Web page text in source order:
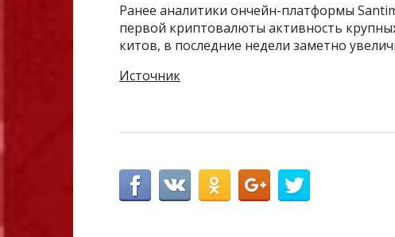
Ранее аналитики ончейн-платформы
первой криптовалюты активность
китов, в последние недели заметно
Источник